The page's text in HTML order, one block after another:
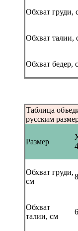
Обхват груди,
Обхват талии,
Обхват бедер,
Таблица
русским
Размер
Обхват груди,
см
Обхват
талии, см